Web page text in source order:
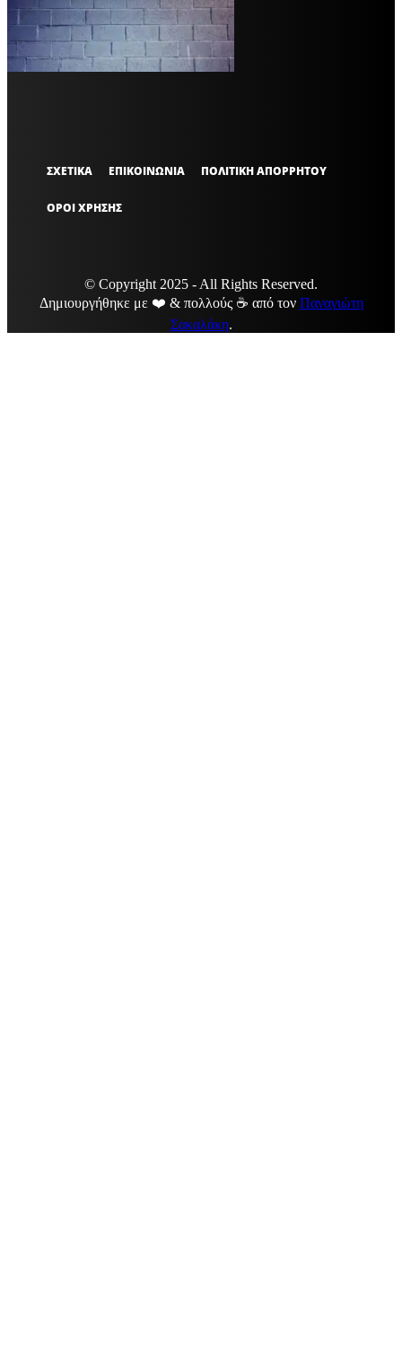
VARiEMAi
OFFICIAL
ΣΧΕΤΙΚΑ ΕΠΙΚΟΙΝΩΝΙΑ ΠΟΛΙΤΙΚΗ ΑΠΟΡΡΗΤΟΥ
ΟΡΟΙ ΧΡΗΣΗΣ
© Copyright 2025 - All Rights Reserved.
Δημιουργήθηκε με ❤️ & πολλούς ☕ από τον Παναγιώτη
Σακαλάκη.